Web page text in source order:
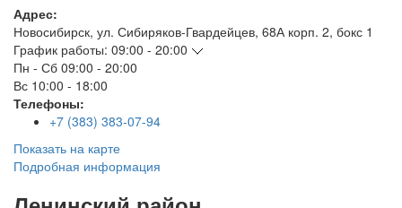
Адрес:
Новосибирск, ул. Сибиряков-Гвардейцев, 68А корп. 2, бокс 1
График работы: 09:00 - 20:00
Пн - Сб 09:00 - 20:00
Вс 10:00 - 18:00
Телефоны:
+7 (383) 383-07-94
Показать на карте
Подробная информация